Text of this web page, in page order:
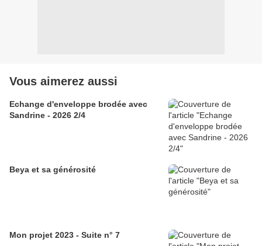
Vous aimerez aussi
Echange d'enveloppe brodée avec
Sandrine - 2026 2/4
Beya et sa générosité
Mon projet 2023 - Suite n° 7